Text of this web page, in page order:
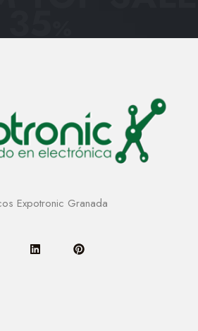
35
Expotronic Granada